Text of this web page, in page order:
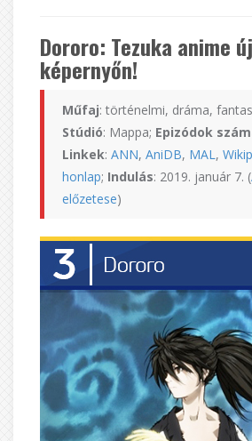
Dororo: Tezuka anime
képernyőn!
Műfaj: történelmi, dráma,
Stúdió: Mappa; Epizódok
Linkek: ANN, AniDB, MAL ,
honlap; Indulás: 2019. január 7. (
előzetese)